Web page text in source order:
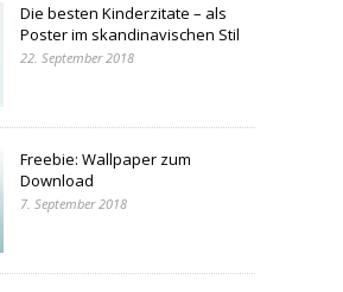
Die besten Kinderzitate – als
Poster im skandinavischen Stil
22. September 2018
Freebie: Wallpaper zum
Download
7. September 2018